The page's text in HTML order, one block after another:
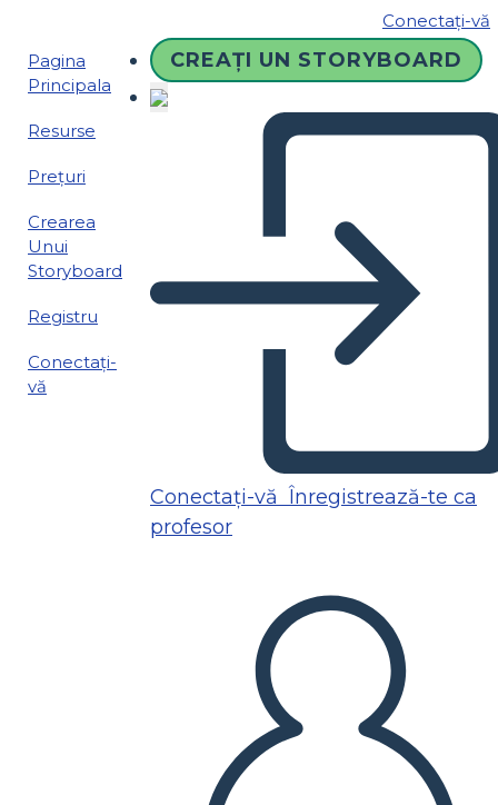
Conectați-vă
Pagina
Principala
Resurse
Prețuri
Crearea
Unui
Storyboard
Registru
Conectați-
vă
CREAȚI UN STORYBOARD
Conectați-vă Înregistrează-te ca
profesor